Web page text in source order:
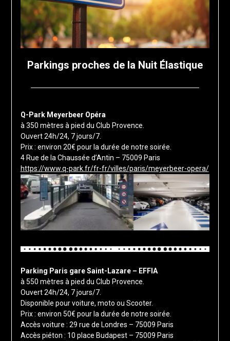
Parkings proches de la Nuit Élastique
août
2025
Q-Park Meyerbeer Opéra
à 350 mètres à pied du Club Provence.
Ouvert 24h/24, 7 jours/7.
Prix : environ 20€ pour la durée de notre soirée.
4 Rue de la Chaussée d’Antin – 75009 Paris
https://www.q-park.fr/fr-fr/villes/paris/meyerbeer-opera/
Parking Paris gare Saint-Lazare – EFFIA
à 550 mètres à pied du Club Provence.
Ouvert 24h/24, 7 jours/7.
Disponible pour voiture, moto ou Scooter.
Prix : environ 50€ pour la durée de notre soirée.
Accès voiture : 29 rue de Londres – 75009 Paris
Accès piéton : 10 place Budapest – 75009 Paris